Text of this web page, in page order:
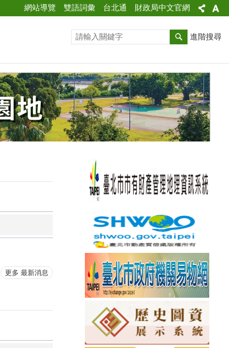
網站導覽 雙語詞彙 台北通 財政局中文官網
進階搜尋
更多 最新消息